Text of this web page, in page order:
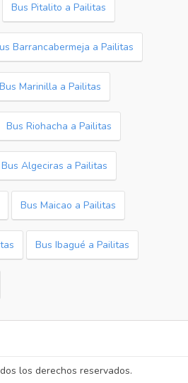
Bus Pitalito a Pailitas
Barrancabermeja a Pailitas
Bus Marinilla a Pailitas
Bus Riohacha a Pailitas
Bus Algeciras a Pailitas
Bus Maicao a Pailitas
Bus Ibagué a Pailitas
los derechos reservados.